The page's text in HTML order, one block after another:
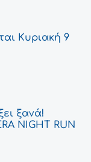
Κυριακή 9
ξανά!
NIGHT RUN